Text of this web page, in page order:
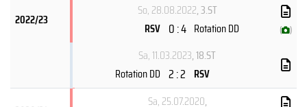
2022/23
So, 28.08.2022, 3.ST
RSV 0 : 4 Rotation DD ( )
Sa, 11.03.2023, 18.ST
Rotation DD 2 : 2 RSV
Sa, 25.07.2020,